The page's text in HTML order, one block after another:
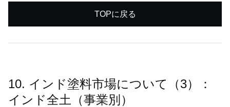
TOPに戻る
10. インド塗料市場について（3）：
インド全土（事業別）